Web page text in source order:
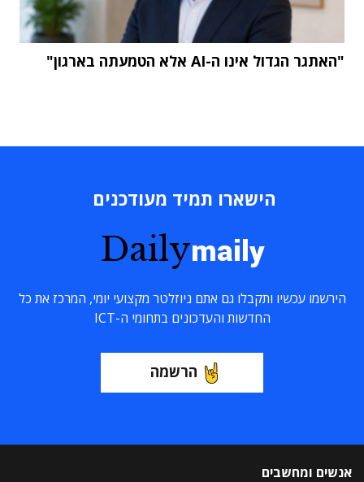
"האתגר הגדול אינו ה-AI אלא הטמעתה בארגון"
הישארו תמיד מעודכנים
Dailymaily
הירשמו עכשיו ותקבלו גם אתם ניוזלטר מקצועי יומי, המרכז את כל
החדשות והעדכונים בתחומי ה-ICT
הרשמה
אנשים ומחשבים